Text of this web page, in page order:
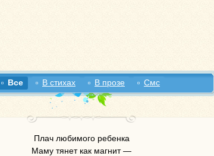
Все В стихах В прозе Смс
Плач любимого ребенка
Маму тянет как магнит —